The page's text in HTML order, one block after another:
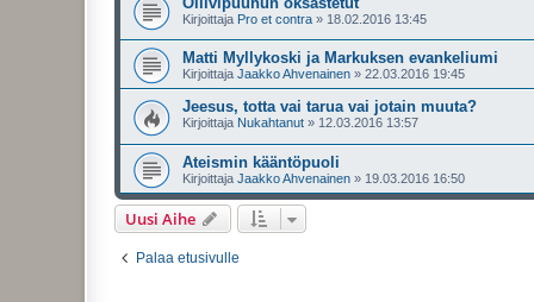
Kirjoittaja Pro et contra » 18.02.2016 13:45
Matti Myllykoski ja Markuksen evankeliumi
Kirjoittaja Jaakko Ahvenainen » 22.03.2016 19:45
Jeesus, totta vai tarua vai jotain muuta?
Kirjoittaja Nukahtanut » 12.03.2016 13:57
Ateismin kääntöpuoli
Kirjoittaja Jaakko Ahvenainen » 19.03.2016 16:50
Uusi Aihe
Palaa etusivulle